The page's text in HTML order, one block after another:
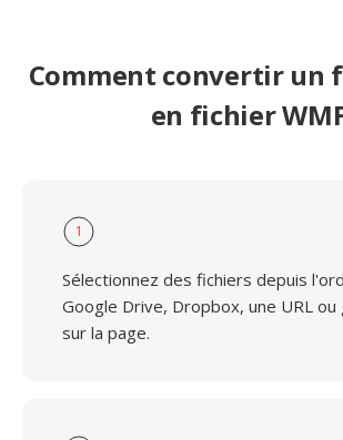
Comment convertir un
en fichier
1
Sélectionnez des fichiers depuis
Google Drive, Dropbox, une URL ou
sur la page.